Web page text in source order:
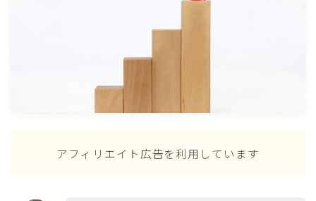
アフィリエイト広告を利用しています